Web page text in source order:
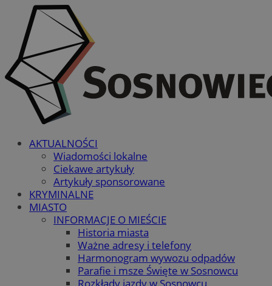
AKTUALNOŚCI
Wiadomości lokalne
Ciekawe artykuły
Artykuły sponsorowane
KRYMINALNE
MIASTO
INFORMACJE O MIEŚCIE
Historia miasta
Ważne adresy i telefony
Harmonogram wywozu odpadów
Parafie i msze Święte w Sosnowcu